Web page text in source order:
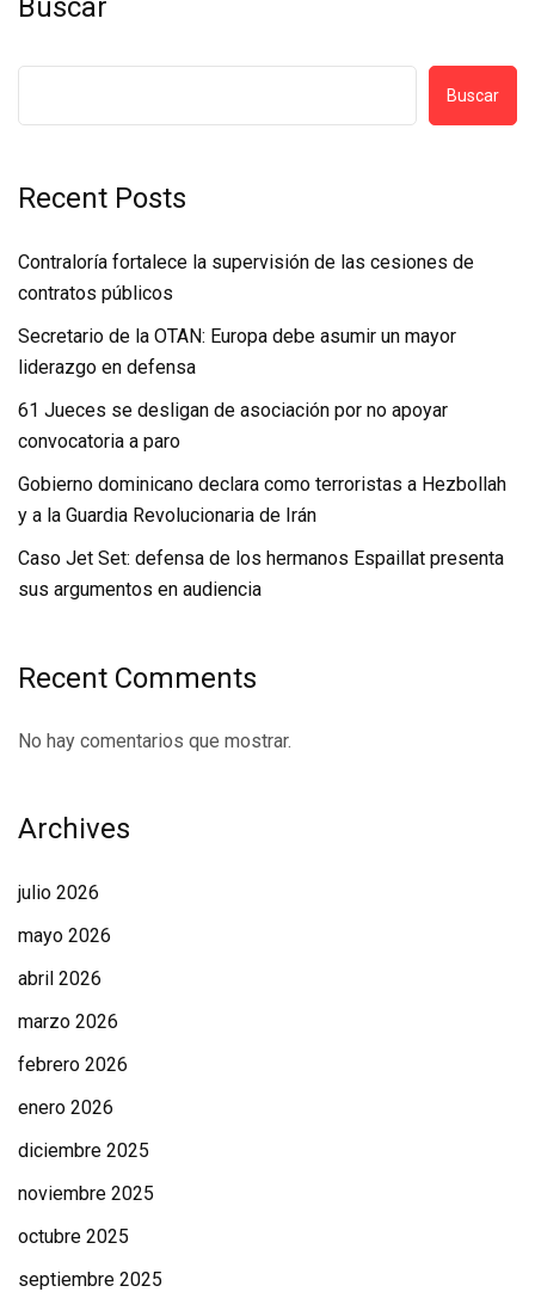
Buscar
Recent Posts
Contraloría fortalece la supervisión de las cesiones de
contratos públicos
Secretario de la OTAN: Europa debe asumir un mayor
liderazgo en defensa
61 Jueces se desligan de asociación por no apoyar
convocatoria a paro
Gobierno dominicano declara como terroristas a Hezbollah
y a la Guardia Revolucionaria de Irán
Caso Jet Set: defensa de los hermanos Espaillat presenta
sus argumentos en audiencia
Recent Comments
No hay comentarios que mostrar.
Archives
julio 2026
mayo 2026
abril 2026
marzo 2026
febrero 2026
enero 2026
diciembre 2025
noviembre 2025
octubre 2025
septiembre 2025